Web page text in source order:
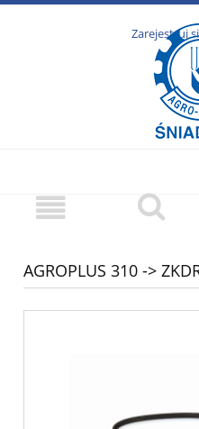
Zarejestruj
AGROPLUS 310 ->